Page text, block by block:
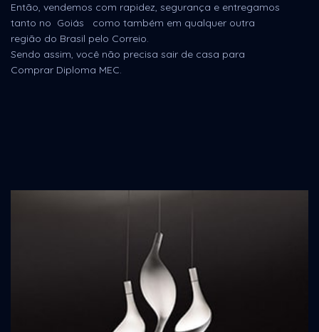
Então, vendemos com rapidez, segurança e entregamos
tanto no Goiás como também em qualquer outra
região do Brasil pelo Correio.
Sendo assim, você não precisa sair de casa para
Comprar Diploma MEC.